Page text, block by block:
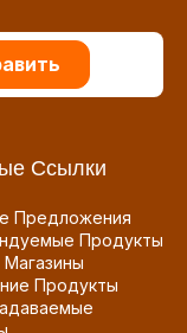
Ссылки
Предложения
Продукты
Продукты